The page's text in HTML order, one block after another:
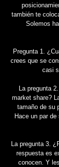
también te
Solemos
Pregunta 1.
crees que se
casi
La pregunta
market share?
tamaño de su
Hace un par
La pregunta 3.
respuesta es
conocen. Y